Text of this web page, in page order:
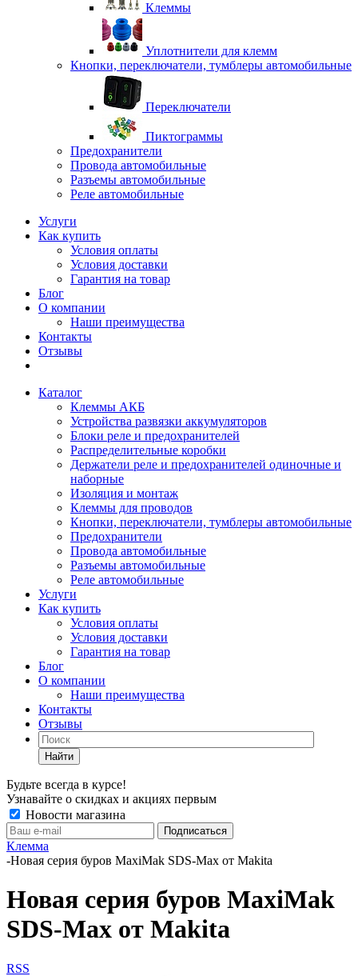
Клеммы
Уплотнители для клемм
Кнопки, переключатели, тумблеры автомобильные
Переключатели
Пиктограммы
Предохранители
Провода автомобильные
Разъемы автомобильные
Реле автомобильные
Услуги
Как купить
Условия оплаты
Условия доставки
Гарантия на товар
Блог
О компании
Наши преимущества
Контакты
Отзывы
Каталог
Клеммы АКБ
Устройства развязки аккумуляторов
Блоки реле и предохранителей
Распределительные коробки
Держатели реле и предохранителей одиночные и
наборные
Изоляция и монтаж
Клеммы для проводов
Кнопки, переключатели, тумблеры автомобильные
Предохранители
Провода автомобильные
Разъемы автомобильные
Реле автомобильные
Услуги
Как купить
Условия оплаты
Условия доставки
Гарантия на товар
Блог
О компании
Наши преимущества
Контакты
Отзывы
Найти
Будьте всегда в курсе!
Узнавайте о скидках и акциях первым
Новости магазина
Клемма
-Новая серия буров MaxiMak SDS-Max от Makita
Новая серия буров MaxiMak
SDS-Max от Makita
RSS